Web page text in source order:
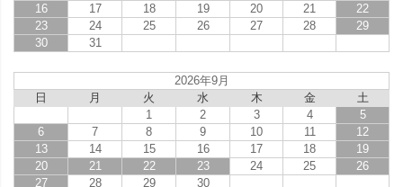
16
17 18 19 20 21
22
23
24 25 26 27 28
29
30
31
2026年9月
日
月 火 水 木 金
土
1
2 3 4
5
6
7 8 9 10 11
12
13
14 15 16 17 18
19
20
21 22 23 24 25
26
27
28 29 30